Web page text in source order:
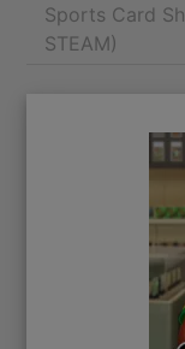
Sports Card
STEAM)